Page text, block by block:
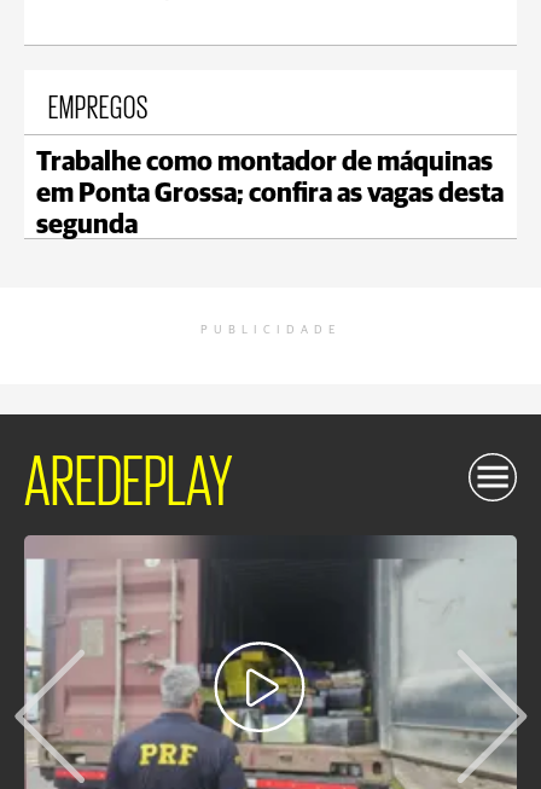
EMPREGOS
Trabalhe como montador de máquinas
em Ponta Grossa; confira as vagas desta
segunda
PUBLICIDADE
AREDEPLAY